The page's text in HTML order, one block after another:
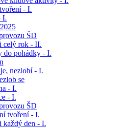
- I.
I.
ŠD
celý rok - II.
do pohádky - I.
nezlobí - I.
se
- I.
- I.
ŠD
tvoření - I.
každý den - I.